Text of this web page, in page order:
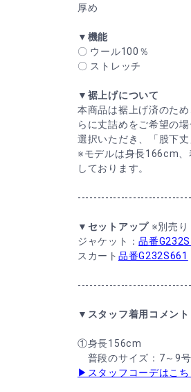
厚め
▼機能
〇 ウール100％
〇 ストレッチ
▼裾上げについて
本商品は裾上げ済のた
らに丈詰めをご希望の
選択いただき、「股下
※モデルは身長166cm、
しております。
▼セットアップ※別売り
ジャケット：品番
スカート 品番G232S661
▼スタッフ着用コメント
①身長156cm
普段のサイズ：7～9
▶スタッフコーデはこち